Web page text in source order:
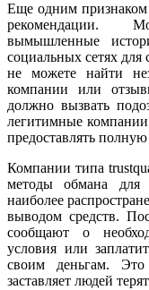
Еще одним
рекомендации.
вымышленные
социальных сетях
не можете найти
компании или
должно вызвать
легитимные
предоставлять
Компании типа
методы обмана для
наиболее
выводом средств.
сообщают о
условия или
своим деньгам. Это
заставляет людей